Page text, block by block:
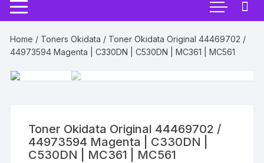
Home / Toners Okidata / Toner Okidata Original 44469702 /
44973594 Magenta | C330DN | C530DN | MC361 | MC561
Toner Okidata Original 44469702 /
44973594 Magenta | C330DN |
C530DN | MC361 | MC561